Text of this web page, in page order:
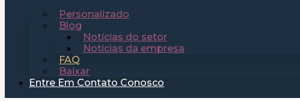
Personalizado
Blog
Notícias do setor
Notícias da empresa
FAQ
Baixar
Entre Em Contato Conosco